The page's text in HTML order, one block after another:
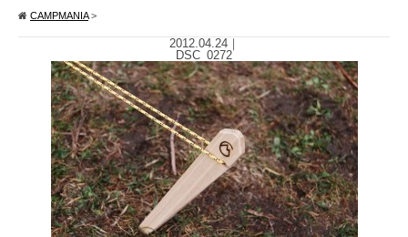
CAMPMANIA>
2012.04.24｜
DSC_0272